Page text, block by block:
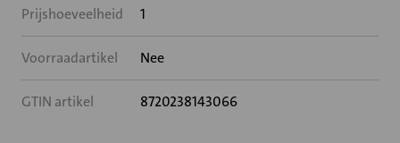
Prijshoeveelheid 1
Voorraadartikel Nee
GTIN artikel 8720238143066